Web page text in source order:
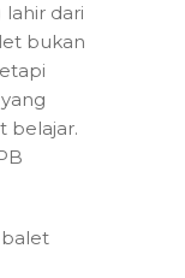
lahir dari
bukan
belajar.